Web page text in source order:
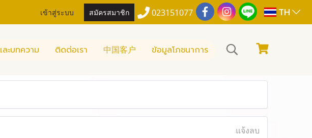
เข้าสู่ระบบ สมัครสมาชิก 023151077 TH
ละบทความ ติดต่อเรา 中国客户 ข้อมูลโภชนาการ
แจ้งลบ